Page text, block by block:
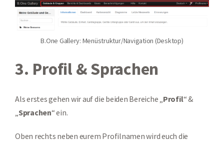
B.One Gallery: Menüstruktur/Navigation (Desktop)
3. Profil & Sprachen
Als erstes gehen wir auf die beiden Bereiche „Profil“ &
„Sprachen“ ein.
Oben rechts neben eurem Profilnamen wird euch die